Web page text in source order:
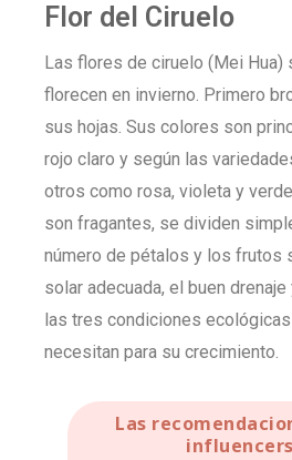
Flor del Ciruelo
Las flores de ciruelo (Mei
florecen en invierno. Primero
sus hojas. Sus colores son
rojo claro y según las
otros como rosa, violeta y
son fragantes, se dividen
número de pétalos y los frutos
solar adecuada, el buen
las tres condiciones
necesitan para su crecimiento.
Las